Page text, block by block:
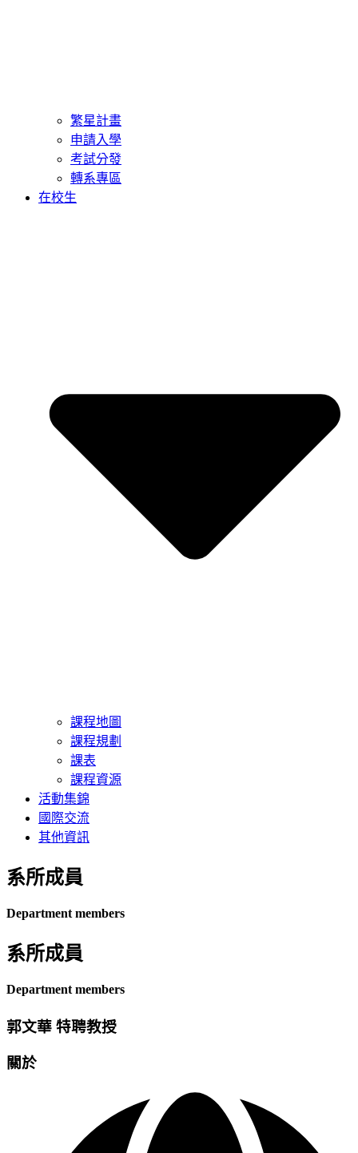
繁星計畫
申請入學
考試分發
轉系專區
在校生
課程地圖
課程規劃
課表
課程資源
活動集錦
國際交流
其他資訊
系所成員
Department members
系所成員
Department members
郭文華 特聘教授
關於